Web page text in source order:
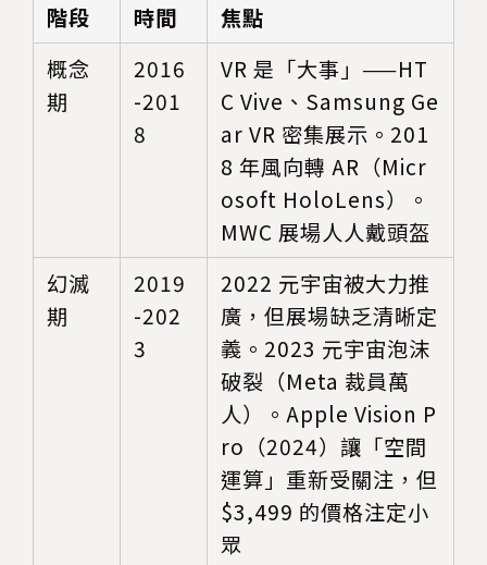
階段
時間
焦點
概念
期
2016
-201
8
VR 是「大事」——HT
C Vive、Samsung Ge
ar VR 密集展示。201
8 年風向轉 AR（Micr
osoft HoloLens）。
MWC 展場人人戴頭盔
幻滅
期
2019
-202
3
2022 元宇宙被大力推
廣，但展場缺乏清晰定
義。2023 元宇宙泡沫
破裂（Meta 裁員萬
人）。Apple Vision P
ro（2024）讓「空間
運算」重新受關注，但
$3,499 的價格注定小
眾